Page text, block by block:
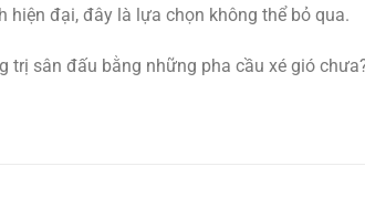
đại, đây là lựa chọn không thể bỏ qua.
trị sân đấu bằng những pha cầu xé gió